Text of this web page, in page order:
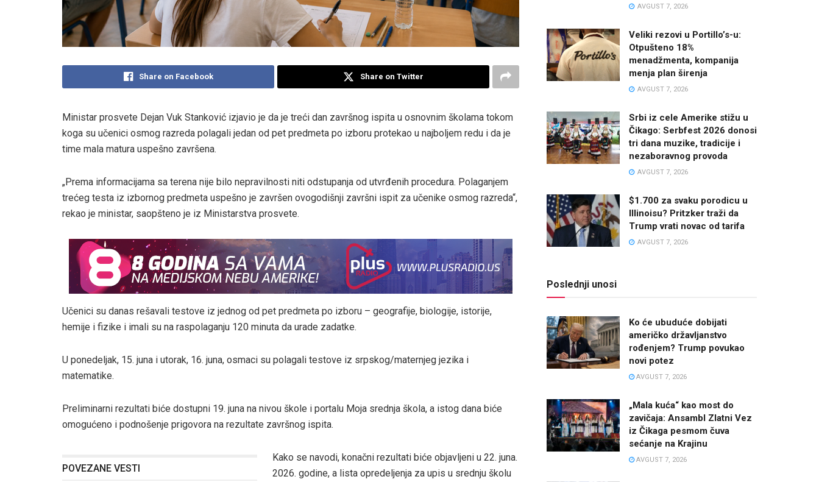
Share on Facebook Share on Twitter
Ministar prosvete Dejan Vuk Stanković izjavio je da je treći dan završnog ispita u osnovnim školama tokom
koga su učenici osmog razreda polagali jedan od pet predmeta po izboru protekao u najboljem redu i da je
time mala matura uspešno završena.
„Prema informacijama sa terena nije bilo nepravilnosti niti odstupanja od utvrđenih procedura. Polaganjem
trećeg testa iz izbornog predmeta uspešno je završen ovogodišnji završni ispit za učenike osmog razreda“,
rekao je ministar, saopšteno je iz Ministarstva prosvete.
Učenici su danas rešavali testove iz jednog od pet predmeta po izboru – geografije, biologije, istorije,
hemije i fizike i imali su na raspolaganju 120 minuta da urade zadatke.
U ponedeljak, 15. juna i utorak, 16. juna, osmaci su polagali testove iz srpskog/maternjeg jezika i
matematike.
Preliminarni rezultati biće dostupni 19. juna na nivou škole i portalu Moja srednja škola, a istog dana biće
omogućeno i podnošenje prigovora na rezultate završnog ispita.
POVEZANE VESTI
Kako se navodi, konačni rezultati biće objavljeni u 22. juna.
2026. godine, a lista opredeljenja za upis u srednju školu
AVGUST 7, 2026
Veliki rezovi u Portillo’s-u:
Otpušteno 18%
menadžmenta, kompanija
menja plan širenja
AVGUST 7, 2026
Srbi iz cele Amerike stižu u
Čikago: Serbfest 2026 donosi
tri dana muzike, tradicije i
nezaboravnog provoda
AVGUST 7, 2026
$1.700 za svaku porodicu u
Illinoisu? Pritzker traži da
Trump vrati novac od tarifa
AVGUST 7, 2026
Poslednji unosi
Ko će ubuduće dobijati
američko državljanstvo
rođenjem? Trump povukao
novi potez
AVGUST 7, 2026
„Mala kuća“ kao most do
zavičaja: Ansambl Zlatni Vez
iz Čikaga pesmom čuva
sećanje na Krajinu
AVGUST 7, 2026